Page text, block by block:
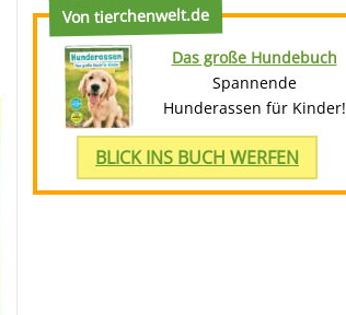
Von tierchenwelt.de
Das große Hundebuch
Spannende
Hunderassen für Kinder!
BLICK INS BUCH WERFEN